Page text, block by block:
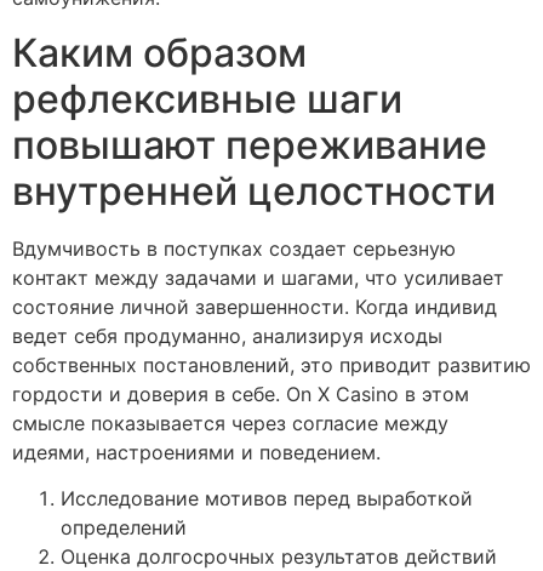
Каким образом
рефлексивные шаги
повышают переживание
внутренней целостности
Вдумчивость в поступках создает серьезную
контакт между задачами и шагами, что усиливает
состояние личной завершенности. Когда индивид
ведет себя продуманно, анализируя исходы
собственных постановлений, это приводит развитию
гордости и доверия в себе. On X Casino в этом
смысле показывается через согласие между
идеями, настроениями и поведением.
Исследование мотивов перед выработкой
определений
Оценка долгосрочных результатов действий